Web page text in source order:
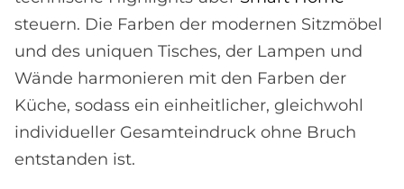
steuern. Die Farben der modernen Sitzmöbel
und des uniquen Tisches, der Lampen und
Wände harmonieren mit den Farben der
Küche, sodass ein einheitlicher, gleichwohl
individueller Gesamteindruck ohne Bruch
entstanden ist.